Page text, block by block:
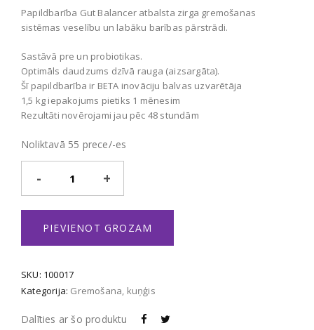
Papildbarība Gut Balancer atbalsta zirga gremošanas
sistēmas veselību un labāku barības pārstrādi.
Sastāvā pre un probiotikas.
Optimāls daudzums dzīvā rauga (aizsargāta).
Šī papildbarība ir BETA inovāciju balvas uzvarētāja
1,5 kg iepakojums pietiks 1 mēnesim
Rezultāti novērojami jau pēc 48 stundām
Noliktavā 55 prece/-es
daudzums
PIEVIENOT GROZAM
SKU: 100017
Kategorija: Gremošana, kuņģis
Dalīties ar šo produktu